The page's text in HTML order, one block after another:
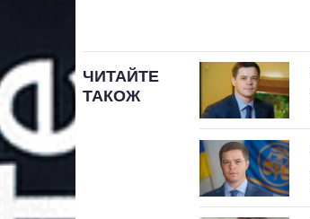
ЧИТАЙТЕ
ТАКОЖ